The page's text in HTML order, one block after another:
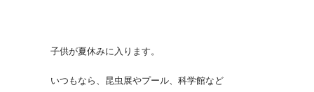
子供が夏休みに入ります。
いつもなら、昆虫展やプール、科学館など